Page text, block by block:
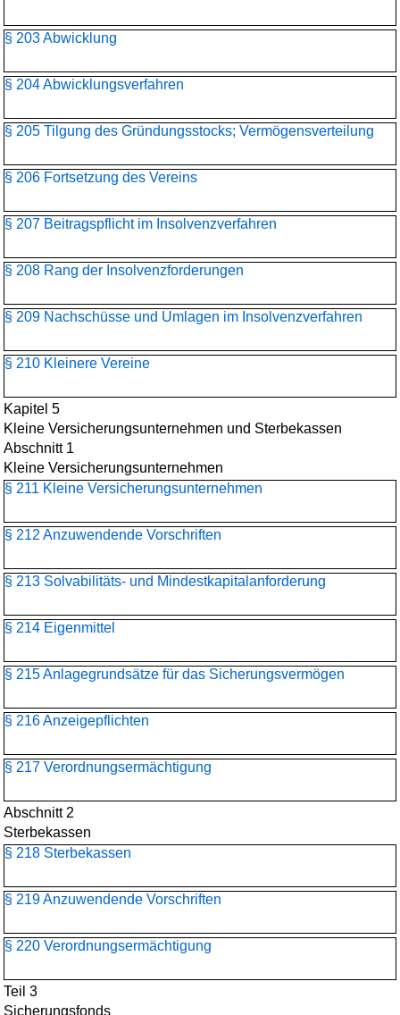
§ 203 Abwicklung
§ 204 Abwicklungsverfahren
§ 205 Tilgung des Gründungsstocks; Vermögensverteilung
§ 206 Fortsetzung des Vereins
§ 207 Beitragspflicht im Insolvenzverfahren
§ 208 Rang der Insolvenzforderungen
§ 209 Nachschüsse und Umlagen im Insolvenzverfahren
§ 210 Kleinere Vereine
Kapitel 5
Kleine Versicherungsunternehmen und Sterbekassen
Abschnitt 1
Kleine Versicherungsunternehmen
§ 211 Kleine Versicherungsunternehmen
§ 212 Anzuwendende Vorschriften
§ 213 Solvabilitäts- und Mindestkapitalanforderung
§ 214 Eigenmittel
§ 215 Anlagegrundsätze für das Sicherungsvermögen
§ 216 Anzeigepflichten
§ 217 Verordnungsermächtigung
Abschnitt 2
Sterbekassen
§ 218 Sterbekassen
§ 219 Anzuwendende Vorschriften
§ 220 Verordnungsermächtigung
Teil 3
Sicherungsfonds